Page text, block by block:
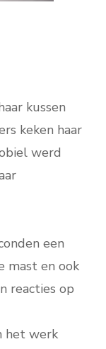
kussen
keken haar
werd
een
mast en ook
reacties op
het werk